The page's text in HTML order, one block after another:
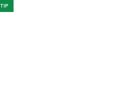
TIP